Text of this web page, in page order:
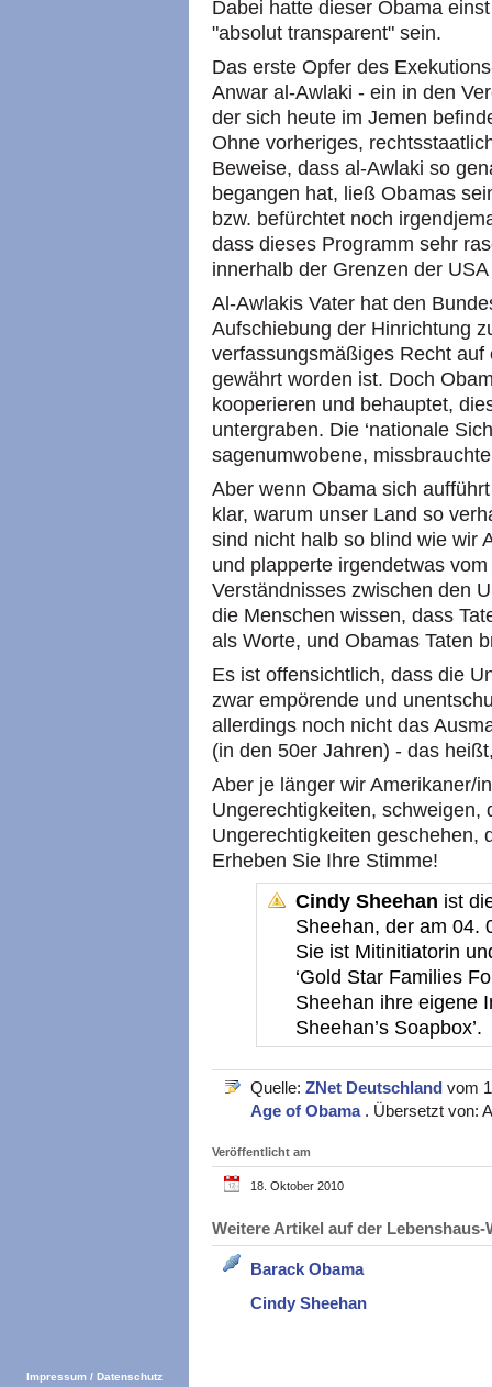
Dabei hatte dieser Obama
"absolut transparent" sein.
Das erste Opfer des
Anwar al-Awlaki - ein in den
der sich heute im Jemen
Ohne vorheriges,
Beweise, dass al-Awlaki so
begangen hat, ließ Obamas
bzw. befürchtet noch
dass dieses Programm sehr
innerhalb der Grenzen der
Al-Awlakis Vater hat den
Aufschiebung der Hinrichtung
verfassungsmäßiges Recht
gewährt worden ist. Doch
kooperieren und behauptet,
untergraben. Die ‘nationale
sagenumwobene,
Aber wenn Obama sich
klar, warum unser Land so
sind nicht halb so blind wie wir
und plapperte irgendetwas
Verständnisses zwischen den
die Menschen wissen, dass
als Worte, und Obamas Taten
Es ist offensichtlich, dass die
zwar empörende und
allerdings noch nicht das
(in den 50er Jahren) - das
Aber je länger wir Amerikaner/
Ungerechtigkeiten, schweigen,
Ungerechtigkeiten geschehen,
Erheben Sie Ihre Stimme!
Cindy Sheehan ist
Sheehan, der am 04.
Sie ist Mitinitiatorin
‘Gold Star Families
Sheehan ihre eigene
Sheehan’s Soapbox’.
Quelle: ZNet Deutschland vom
Age of Obama . Übersetzt von:
Veröffentlicht am
18. Oktober 2010
Weitere Artikel auf der
Barack Obama
Cindy Sheehan
Impressum / Datenschutz